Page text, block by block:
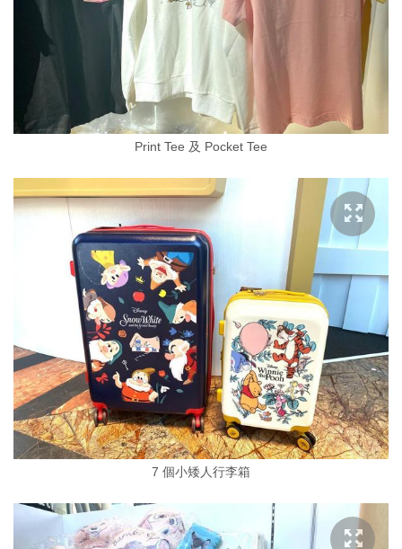
Print Tee 及 Pocket Tee
7 個小矮人行李箱